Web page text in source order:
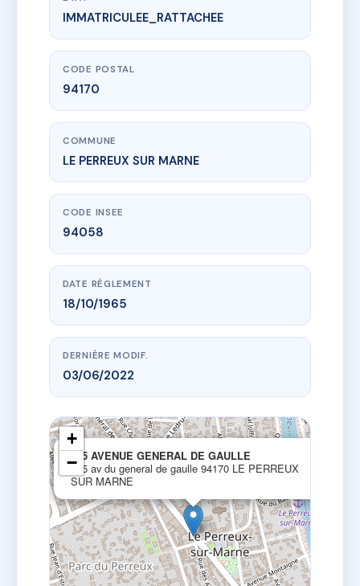
www.vme.plus/AC6835573
105 AVENUE GENERAL DE GAULLE
105 av du general de gaulle
94170 LE PERREUX SUR MARNE
IMMATRICULEE_RATTACHEE
CODE POSTAL
94170
COMMUNE
LE PERREUX SUR MARNE
CODE INSEE
94058
DATE RÈGLEMENT
18/10/1965
DERNIÈRE MODIF.
03/06/2022
105 AVENUE GENERAL DE GAULLE
105 av du general de gaulle 94170 LE PERREUX
SUR MARNE
+
−